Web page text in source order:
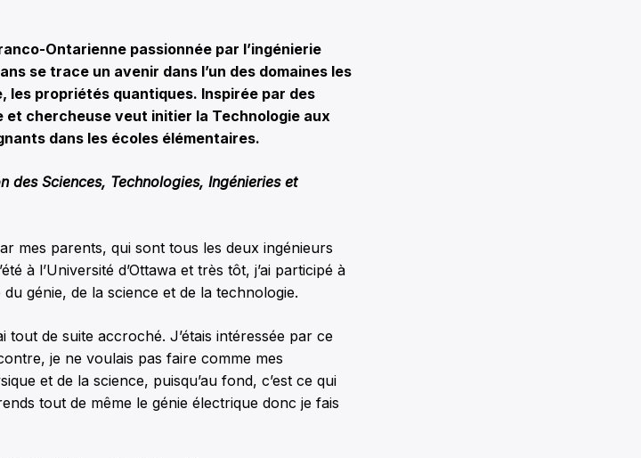
Ontarienne passionnée par l’ingénierie
se trace un avenir dans l’un des domaines les
les propriétés quantiques. Inspirée par des
et chercheuse veut initier la Technologie aux
dans les écoles élémentaires.
des Sciences, Technologies, Ingénieries et
mes parents, qui sont tous les deux ingénieurs
à l’Université d’Ottawa et très tôt, j’ai participé à
génie, de la science et de la technologie.
tout de suite accroché. J’étais intéressée par ce
je ne voulais pas faire comme mes
et de la science, puisqu’au fond, c’est ce qui
tout de même le génie électrique donc je fais